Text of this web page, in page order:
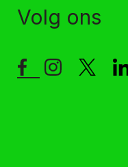
Volg ons